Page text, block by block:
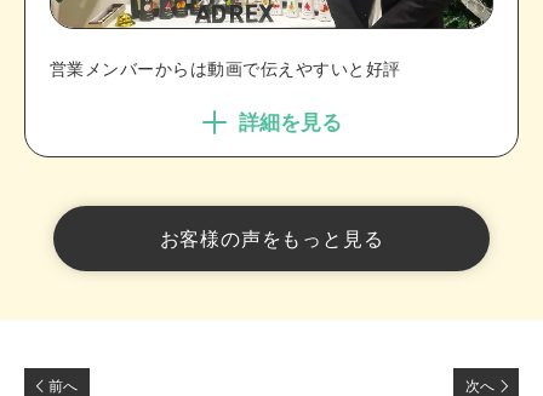
営業メンバーからは動画で伝えやすいと好評
詳細を見る
お客様の声をもっと見る
前へ 次へ